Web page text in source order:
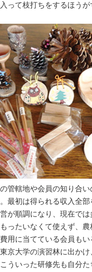
って枝打ちをするほうが
管轄地や会員の知り合い
最初は得られる収入全
が順調になり、現在では
ったいなくて使えず、
用に当てている会員もい
京大学の演習林に出かけ
ういった研修先も自分た